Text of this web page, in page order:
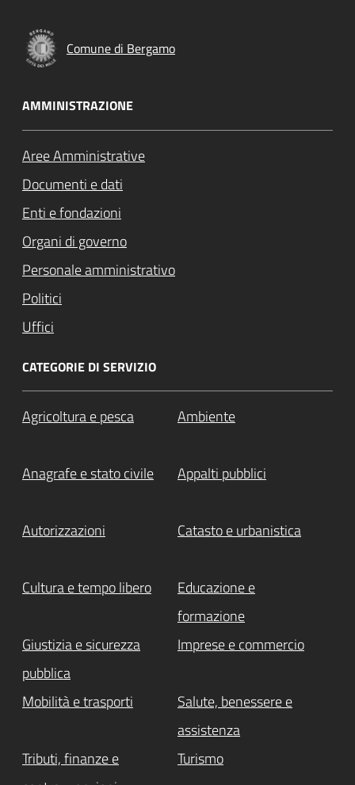
Comune di Bergamo
AMMINISTRAZIONE
Aree Amministrative
Documenti e dati
Enti e fondazioni
Organi di governo
Personale amministrativo
Politici
Uffici
CATEGORIE DI SERVIZIO
Agricoltura e pesca Ambiente
Anagrafe e stato civile Appalti pubblici
Autorizzazioni Catasto e urbanistica
Cultura e tempo libero
Educazione e
formazione
Giustizia e sicurezza
pubblica
Imprese e commercio
Mobilità e trasporti
Salute, benessere e
assistenza
Tributi, finanze e
Turismo